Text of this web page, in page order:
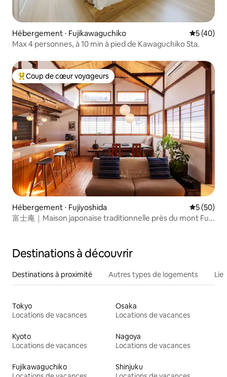
Hébergement ⋅ Fujikawaguchiko
5 (40)
Max 4 personnes, à 10 min à pied de Kawaguchiko Sta.
Coups de cœur voyageurs les plus appréciés
Coup de cœur voyageurs
Hébergement ⋅ Fujiyoshida
5 (50)
富士庵｜Maison japonaise traditionnelle près du mont Fuji
Destinations à découvrir
Destinations à proximité Autres types de logements
Tokyo
Locations de vacances
Osaka
Locations de vacances
Kyoto
Locations de vacances
Nagoya
Locations de vacances
Fujikawaguchiko
Shinjuku